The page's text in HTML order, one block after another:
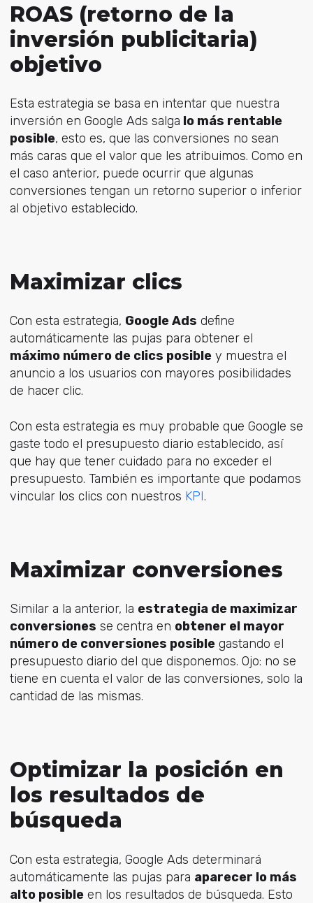
ROAS (retorno de la
inversión publicitaria)
objetivo
Esta estrategia se basa en intentar que nuestra
inversión en Google Ads salga lo más rentable
posible, esto es, que las conversiones no sean
más caras que el valor que les atribuimos. Como en
el caso anterior, puede ocurrir que algunas
conversiones tengan un retorno superior o inferior
al objetivo establecido.
Maximizar clics
Con esta estrategia, Google Ads define
automáticamente las pujas para obtener el
máximo número de clics posibley muestra el
anuncio a los usuarios con mayores posibilidades
de hacer clic.
Con esta estrategia es muy probable que Google se
gaste todo el presupuesto diario establecido, así
que hay que tener cuidado para no exceder el
presupuesto. También es importante que podamos
vincular los clics con nuestros KPI.
Maximizar conversiones
Similar a la anterior, la estrategia de maximizar
conversiones se centra en obtener el mayor
número de conversiones posiblegastando el
presupuesto diario del que disponemos. Ojo: no se
tiene en cuenta el valor de las conversiones, solo la
cantidad de las mismas.
Optimizar la posición en
los resultados de
búsqueda
Con esta estrategia, Google Ads determinará
automáticamente las pujas para aparecer lo más
alto posibleen los resultados de búsqueda. Esto